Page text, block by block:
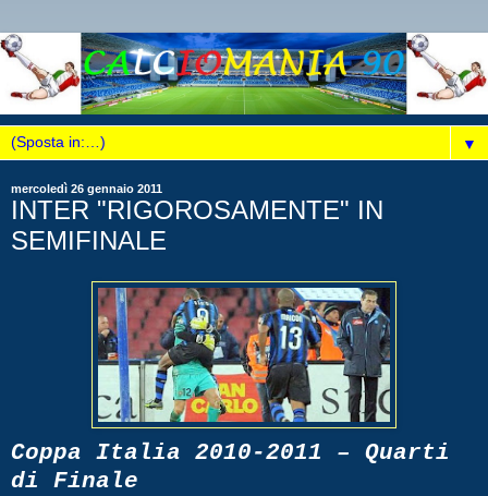
▼
mercoledì 26 gennaio 2011
INTER "RIGOROSAMENTE" IN
SEMIFINALE
Coppa Italia 2010-2011 – Quarti
di Finale